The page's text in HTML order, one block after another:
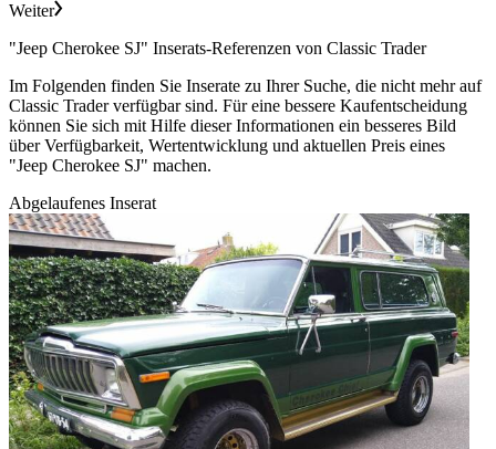
Weiter
"Jeep Cherokee SJ" Inserats-Referenzen von Classic Trader
Im Folgenden finden Sie Inserate zu Ihrer Suche, die nicht mehr auf
Classic Trader verfügbar sind. Für eine bessere Kaufentscheidung
können Sie sich mit Hilfe dieser Informationen ein besseres Bild
über Verfügbarkeit, Wertentwicklung und aktuellen Preis eines
"Jeep Cherokee SJ" machen.
Abgelaufenes Inserat